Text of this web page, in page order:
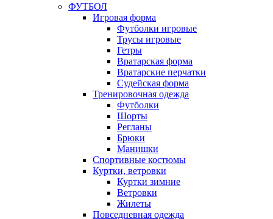
ФУТБОЛ
Игровая форма
Футболки игровые
Трусы игровые
Гетры
Вратарская форма
Вратарские перчатки
Судейская форма
Тренировочная одежда
Футболки
Шорты
Регланы
Брюки
Манишки
Спортивные костюмы
Куртки, ветровки
Куртки зимние
Ветровки
Жилеты
Повседневная одежда